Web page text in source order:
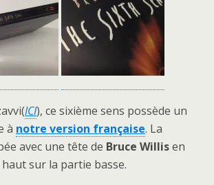
ICI), ce sixième sens possède un
à notre version française. La
avec une tête de Bruce Willisen
sur la partie basse.